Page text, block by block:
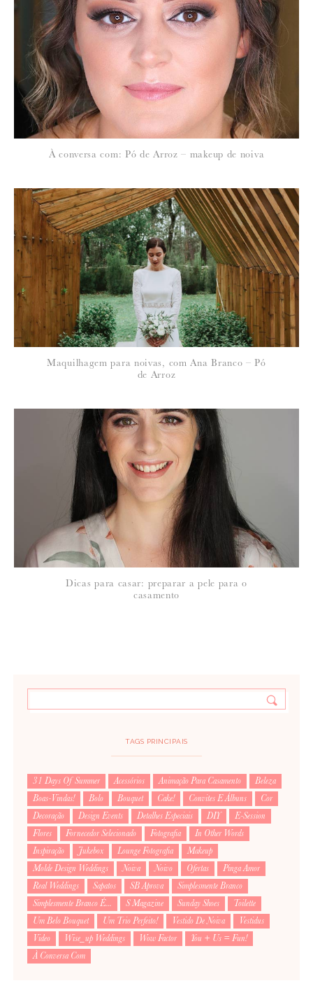
NOME*:
Para saber como tratamos e protegemos os seus dados, leia a nossa
política de privacidade
À conversa com: Pó de Arroz – makeup de noiva
Maquilhagem para noivas, com Ana Branco – Pó
de Arroz
Dicas para casar: preparar a pele para o
casamento
TAGS PRINCIPAIS
31 Days Of Summer Acessórios Animação Para Casamento
Beleza
Boas-Vindas!
Bolo Bouquet Cake! Convites E Álbuns
Cor
Decoração
Design Events Detalhes Especiais DIY
E-Session
Flores
Fornecedor Selecionado Fotografia
In Other Words
Inspiração
Jukebox Lounge Fotografia
Makeup
Molde Design Weddings
Noiva Noivo Ofertas
Pinga Amor
Real Weddings
Sapatos SB Aprova
Simplesmente Branco
Simplesmente Branco É...
S Magazine Sunday Shoes
Toilette
Um Belo Bouquet
Um Trio Perfeito! Vestido De Noiva
Vestidus
Video
Wise_up Weddings Wow Factor
You + Us = Fun!
À Conversa Com